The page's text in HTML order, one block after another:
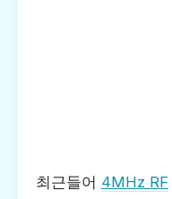
최근들어 4MHz RF